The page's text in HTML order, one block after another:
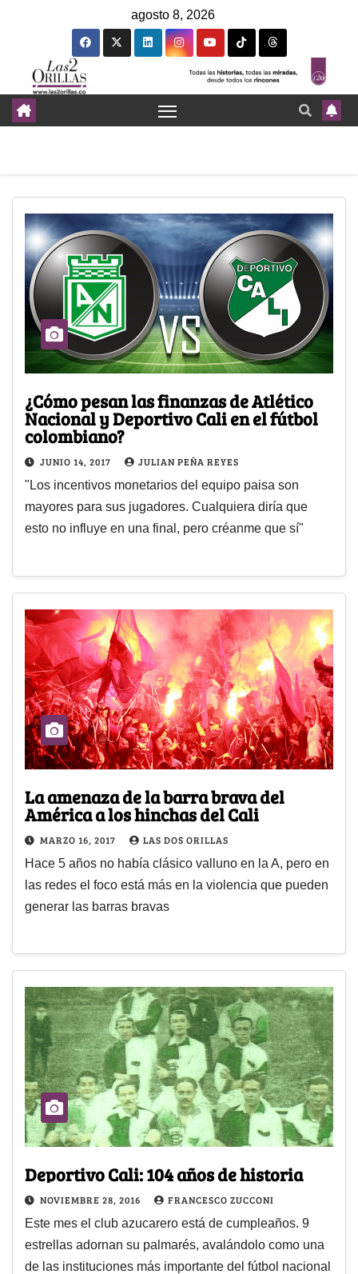
agosto 8, 2026
¿Cómo pesan las finanzas de Atlético
Nacional y Deportivo Cali en el fútbol
colombiano?
JUNIO 14, 2017 JULIAN PEÑA REYES
"Los incentivos monetarios del equipo paisa son
mayores para sus jugadores. Cualquiera diría que
esto no influye en una final, pero créanme que sí"
La amenaza de la barra brava del
América a los hinchas del Cali
MARZO 16, 2017 LAS DOS ORILLAS
Hace 5 años no había clásico valluno en la A, pero en
las redes el foco está más en la violencia que pueden
generar las barras bravas
Deportivo Cali: 104 años de historia
NOVIEMBRE 28, 2016 FRANCESCO ZUCCONI
Este mes el club azucarero está de cumpleaños. 9
estrellas adornan su palmarés, avalándolo como una
de las instituciones más importante del fútbol nacional